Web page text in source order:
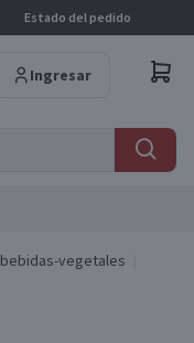
Estado del pedido
Ingresar
bebidas-vegetales